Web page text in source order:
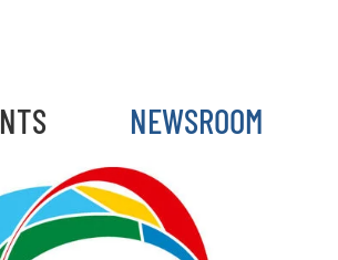
NEWSROOM